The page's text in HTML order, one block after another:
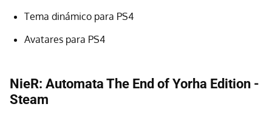
Tema dinámico para PS4
Avatares para PS4
NieR: Automata The End of Yorha Edition -
Steam